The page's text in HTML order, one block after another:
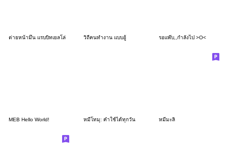
ต่ายหน้ามึน แรบบิทเยลโล่ วิถีคนทำงาน แบบอู้ รอแพ๊บ,,กำลังไป >O<
MEB Hello World! หมีโทมุ: คำใช้ได้ทุกวัน หมีมะลิ